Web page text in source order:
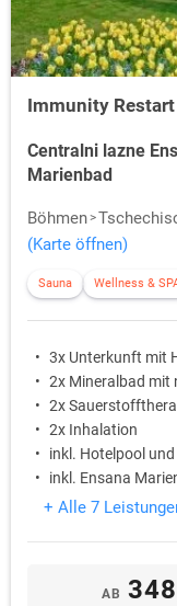
Immunity Restart
Centralni lazne
Marienbad
Böhmen
(Karte öffnen)
Sauna Wellness &
3x Unterkunft mit
2x Mineralbad mit
2x
2x Inhalation
inkl. Hotelpool
inkl. Ensana
+ Alle 7
AB